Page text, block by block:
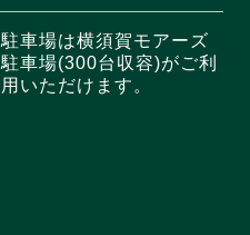
駐車場は横須賀モアーズ
駐車場(300台収容)がご利
用いただけます。